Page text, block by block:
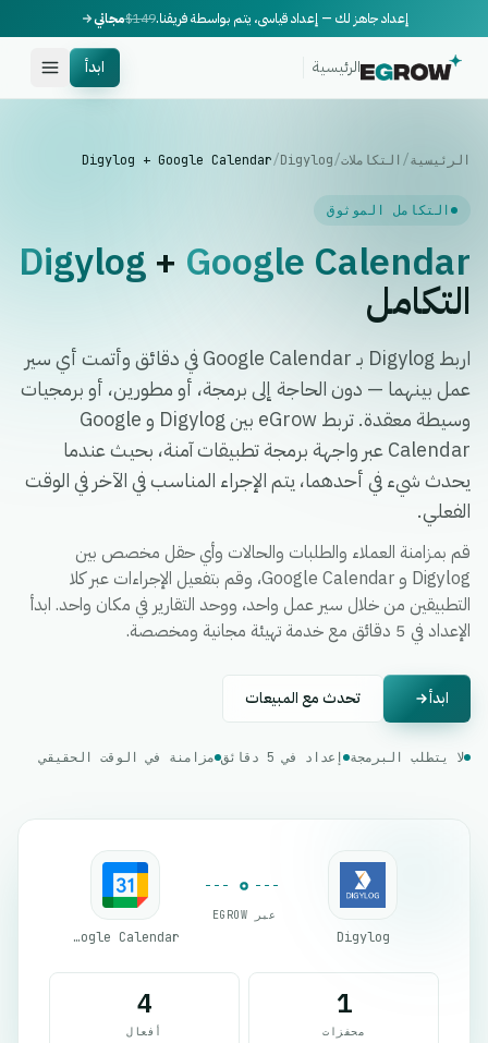
إعداد جاهز لك — إعداد قياسي، يتم بواسطة فريقنا.$149مجاني
الرئيسية ابدأ
الرئيسية/ التكاملات/
Digylog
/
Digylog + Google Calendar
التكامل الموثوق
Digylog+ Google Calendar
التكامل
اربط Digylog بـ Google Calendar في دقائق وأتمت أي سير
عمل بينهما — دون الحاجة إلى برمجة، أو مطورين، أو برمجيات
وسيطة معقدة. تربط eGrow بين Digylog و Google
Calendar عبر واجهة برمجة تطبيقات آمنة، بحيث عندما
يحدث شيء في أحدهما، يتم الإجراء المناسب في الآخر في الوقت
الفعلي.
قم بمزامنة العملاء والطلبات والحالات وأي حقل مخصص بين
Digylog و Google Calendar، وقم بتفعيل الإجراءات عبر كلا
التطبيقين من خلال سير عمل واحد، ووحد التقارير في مكان واحد. ابدأ
الإعداد في 5 دقائق مع خدمة تهيئة مجانية ومخصصة.
ابدأ تحدث مع المبيعات
لا يتطلب البرمجة إعداد في 5 دقائق مزامنة في الوقت الحقيقي
Digylog
عبر EGROW
Google Calendar
1
محفزات
4
أفعال